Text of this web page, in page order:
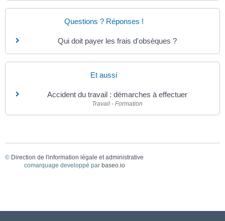
Questions ? Réponses !
Qui doit payer les frais d'obsèques ?
Et aussi
Accident du travail : démarches à effectuer
Travail - Formation
© Direction de l'information légale et administrative
comarquage developpé par baseo.io